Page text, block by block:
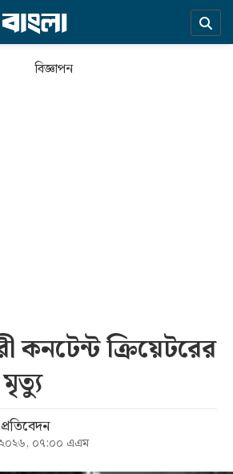
বিজ্ঞাপন
কনটেন্ট ক্রিয়েটরের
০৭:০০ এএম